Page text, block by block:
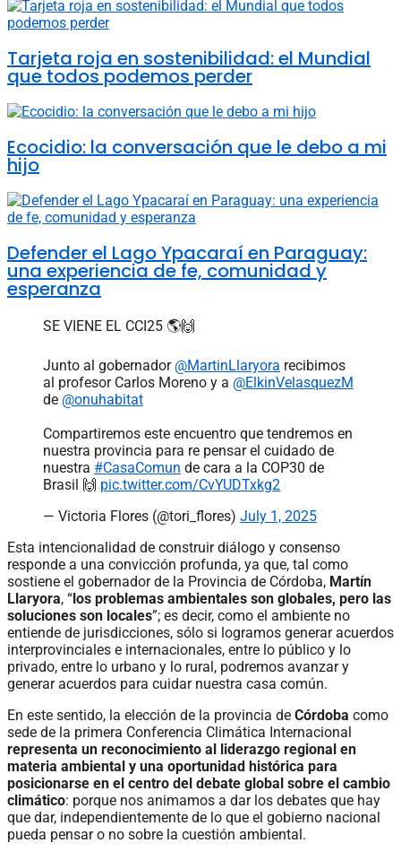
Tarjeta roja en sostenibilidad: el Mundial
que todos podemos perder
Ecocidio: la conversación que le debo a mi
hijo
Defender el Lago Ypacaraí en Paraguay:
una experiencia de fe, comunidad y
esperanza
SE VIENE EL CCI25 🌎🙌
Junto al gobernador @MartinLlaryora recibimos
al profesor Carlos Moreno y a @ElkinVelasquezM
de @onuhabitat
Compartiremos este encuentro que tendremos en
nuestra provincia para re pensar el cuidado de
nuestra #CasaComun de cara a la COP30 de
Brasil 🙌 pic.twitter.com/CvYUDTxkg2
— Victoria Flores (@tori_flores) July 1, 2025
Esta intencionalidad de construir diálogo y consenso
responde a una convicción profunda, ya que, tal como
sostiene el gobernador de la Provincia de Córdoba, Martín
Llaryora, “los problemas ambientales son globales, pero las
soluciones son locales”; es decir, como el ambiente no
entiende de jurisdicciones, sólo si logramos generar acuerdos
interprovinciales e internacionales, entre lo público y lo
privado, entre lo urbano y lo rural, podremos avanzar y
generar acuerdos para cuidar nuestra casa común.
En este sentido, la elección de la provincia de Córdoba como
sede de la primera Conferencia Climática Internacional
representa un reconocimiento al liderazgo regional en
materia ambiental y una oportunidad histórica para
posicionarse en el centro del debate global sobre el cambio
climático: porque nos animamos a dar los debates que hay
que dar, independientemente de lo que el gobierno nacional
pueda pensar o no sobre la cuestión ambiental.